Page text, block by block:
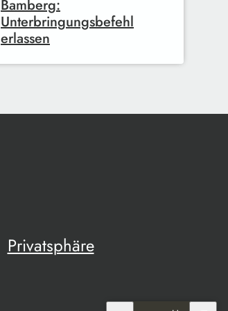
Bamberg:
Unterbringungsbefehl
erlassen
Privatsphäre